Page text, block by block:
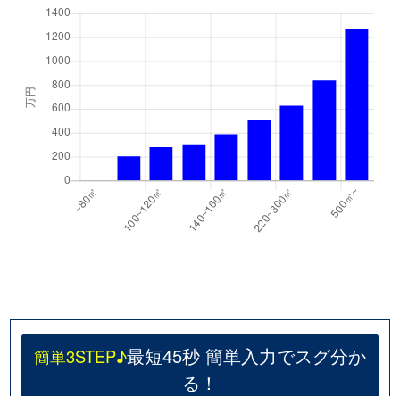
簡単3STEP♪最短45秒 簡単入力でスグ分か
る！